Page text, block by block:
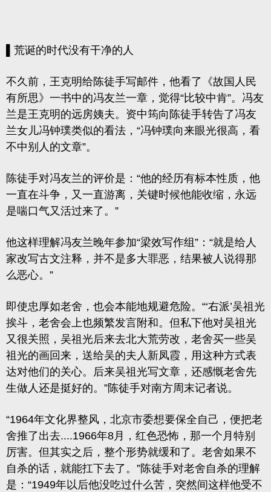
▌荒诞的时代没有干净的人
不久前，王克明给陈徒手写邮件，他看了《故国人民
有所思》一书中的冯友兰一章，觉得“比较中肯”。冯友
兰是王克明的远房姨夫。资中筠向陈徒手转告了冯友
兰女儿冯钟璞类似的看法，“冯钟璞向来眼光很高，看
不中别人的文章”。
陈徒手对冯友兰的评价是：“他的经历有标本性质，他
一直在斗争，又一直游离，关键时候他能收缩，永远
是喘口气又活过来了。”
他这样理解冯友兰晚年参加“梁效写作组”：“就是给人
家改写古文注释，并不是多大罪恶，结果被人说得那
么恶心。”
即使忠厚如老舍，也会本能地规避危险。“‘右派’吴祖光
挨斗，老舍会上也频繁发言附和。但私下他对吴祖光
又很关照，吴祖光后来去北大荒劳改，老舍买一些吴
祖光的画回来，送给吴的夫人新凤霞，用这种方式表
达对他们的关心。后来吴祖光写文章，还感慨老舍先
生做人还是挺好的。”陈徒手对南方周末记者说。
“1964年文化界整风，北京市委想要保全自己，便把老
舍推了出去....1966年8月，红色恐怖，那一个月特别
厉害。但其实之后，整个形势就缓和了。老舍如果不
自杀的话，就能扛下去了。”陈徒手对老舍自杀的理解
是：“1949年以后他没吃过什么苦，突然间这样他受不